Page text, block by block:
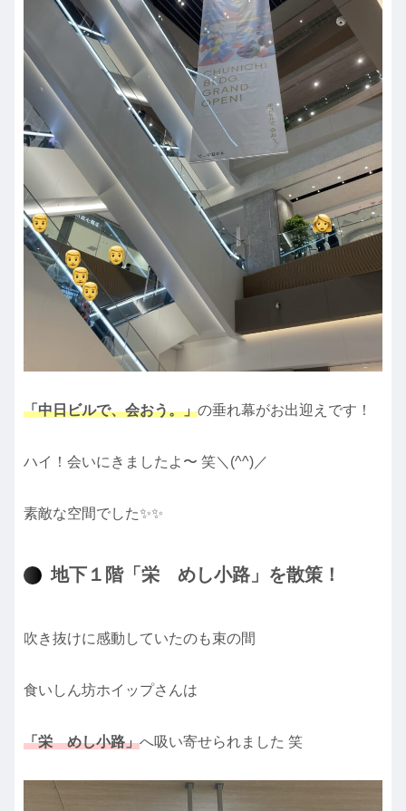
「中日ビルで、会おう。」の垂れ幕がお出迎えです！
ハイ！会いにきましたよ〜 笑＼(^^)／
素敵な空間でした✨✨
地下１階「栄 めし小路」を散策！
吹き抜けに感動していたのも束の間
食いしん坊ホイップさんは
「栄 めし小路」へ吸い寄せられました 笑